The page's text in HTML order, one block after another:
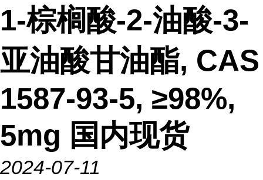
1-棕榈酸-2-油酸-3-
亚油酸甘油酯, CAS
1587-93-5, ≥98%,
5mg 国内现货
2024-07-11